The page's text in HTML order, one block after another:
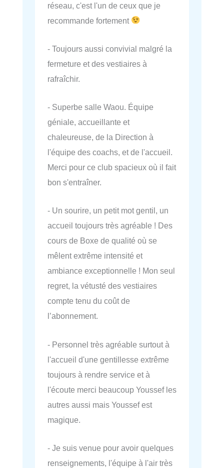
réseau, c'est l'un de ceux que je
recommande fortement
- Toujours aussi convivial malgré la
fermeture et des vestiaires à
rafraîchir.
- Superbe salle Waou. Équipe
géniale, accueillante et
chaleureuse, de la Direction à
l'équipe des coachs, et de l'accueil.
Merci pour ce club spacieux où il fait
bon s'entraîner.
- Un sourire, un petit mot gentil, un
accueil toujours très agréable ! Des
cours de Boxe de qualité où se
mêlent extrême intensité et
ambiance exceptionnelle ! Mon seul
regret, la vétusté des vestiaires
compte tenu du coût de
l’abonnement.
- Personnel très agréable surtout à
l'accueil d'une gentillesse extrême
toujours à rendre service et à
l'écoute merci beaucoup Youssef les
autres aussi mais Youssef est
magique.
- Je suis venue pour avoir quelques
renseignements, l'équipe à l'air très